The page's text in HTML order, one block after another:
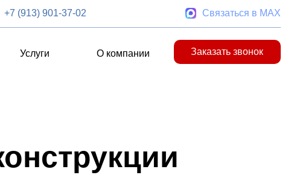
+7 (913) 901-37-02 Связаться в MAX
Услуги О компании Заказать звонок